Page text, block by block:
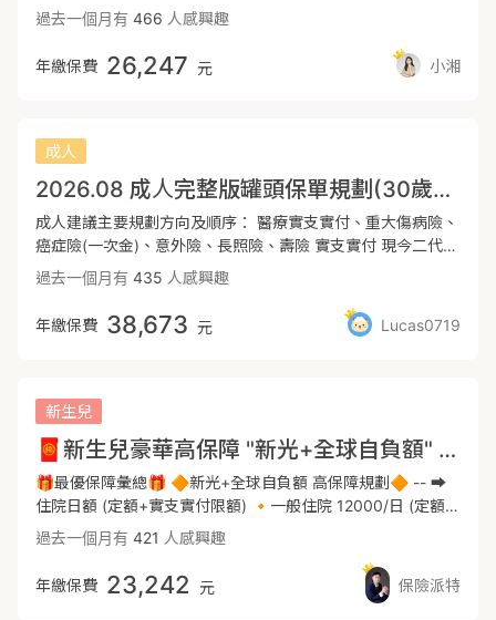
植」、「重大創傷且嚴重程度達十六分」、「脊髓損傷引起中
度以上身心障礙」）⚠️DCF慢性精神疾病理賠打折6成。
⚠️XDE冠狀動脈繞道手術、重度心肌梗塞不列入衛福部公告之
腫瘤患部、放射性治療及化學治療，但現行台灣醫療趨向
DRGs分級治療，將醫療量能分配給更需要的病患，近期精確
標靶藥物治療越趨普及且可即在家中休養治療，還有更多的減
少擴大感染及癌症擴散的手術及療程是一般傳統療程型保險無
法跟上的。一次金僅需確診診斷書即可啟動理賠，才有夠讓我
們更有機會選擇較適合自己的醫療方式。---🐻遠雄CJ2癌症險
一次金⭕癌症一次金給付，從定義原位癌起⭕ 初期癌症理賠
20％⭕ 若由初/輕度轉重度，重度保險金不倒扣前已領金額
（100％理賠）（胃、結腸、肝及肝內膽管、胰、氣管、支氣
醫學中心變革在即，買保險不能再用舊思維。這份保單男女每
月不到 2000 元起，卻把「實支實付、重大傷病、癌症一次
金、意外險」全面點滿，不僅是保險小白的首選，更是幫你提
前卡位、完美應對「一日手術新體制」的超高 CP 值神單！---
📢請注意，保險的費率跟年紀與職別有關，請記得變更上面的
數值，來取得正確投保試算。內容調整跟投保規則及投保等待
相關規定可以洽詢討論區PanPan🐼保險福潘達---📽️同場加
https://finfo.tw/assortments/4b0e11ee25687355終身醫療
險：https://finfo.tw/assortments/06438d1c5d34e169---
結果如何，這時候嬰兒會被認定為健康寶寶，就算最後篩檢報
單條款，將「等待期除外」的11項疾病項目，增加至21項。 若
做自費篩檢 📢新生兒投保建議流程 出生前15天 ＞ ❶與保險
人員討論好保險內容 ❷想好姓名準備報戶口資料 出生後48小
時 ＞ ❸做21項新生兒篩檢(一定要) 出生後3-10天 ＞ ❹在檢查
結果出來前投保 投保後30天 ＞ ❺在做醫院提供的自費檢查
💡若必要還是依照寶寶實際狀況醫生建議為主!
全球XAN意外傷害失能及身故⭕意外失能1-11皆有一次金與月
給付（嚴重因意外雙眼失明，最輕截斷小拇指11級失能）---
🌏全球XMBN傷害實支實付住院日額及骨折未住院金⭕意外傷
際支出 x 70%損傷的手術及處置、仿生支架耗材、包紮藥費
等---🏨重大傷病／防癌險：理賠金一次給付📖「重大“傷”病」
據衛福部統計113年至114年每年新領卡人數將近數十五萬人，
📌包含民國85年衛生屬定義之「重大“疾”病」：重度中風、尿
毒症（腎衰竭）、器官移植、重度癌症、重度癱瘓📌需要長期
治療的癌症也是重大傷病：甲狀腺惡性腫瘤、口腔口咽及下咽
期、大腸癌惡性腫瘤一期等諸多惡性腫瘤皆符合定義。📌嚴重
節炎、多發性肌炎、乾燥症、克隆氏症、慢性潰瘍性結腸炎等
📌慢性精神病失智症(具器質性病態)、生理狀況所致之譫妄、
思覺失調症、情感性疾患、妄想性疾患廣泛性發展疾患（包含
自閉性、亞斯伯格等）*因為項目眾多，以上僅依常見之疾病
列舉⚠️建議選擇理賠項目最廣泛之險種。---🌏全球DCE+XDE
重大傷病險⭕衛福補300項重大傷病理賠⭕不會因為投保前期
面積達全身百分之20以上或顏面燒燙傷合併五官功能障礙
者」、「重症肌無力症」、「接受器官移植」、「重大創傷且
醫療⭐️ 2024/7保險新制上路，僅有單實支實付，透過定額型
醫療再補足住院、手術花費。⭐️ 第一間實支解決醫療花費的
問題，全球定額醫療可拉高醫療額度或是彌補門診手術不足的
風險。⭐️ 各家商品皆有優缺點，兩家搭配可以互補讓保障更
發生當下給予百萬預備金，不需擔心手頭資金不足無法使用好
休養及治療，一次性的給付可以彌補隱形的照顧成本。⭐️ 重
大傷病導致暫時無法工作或收入中斷時能夠較無後顧之憂，避
免因為疾病而造成整個家庭經濟陷入困境。⭐️重大傷病包含
300多項疾病，包含癌症、免疫系統疾病、精神疾病...等等，
疾病範圍最廣。三、意外險：小至跌倒扭傷、擦傷，大至骨折
都在保障內。⭐️上下班通勤時間長，台灣交通事故頻繁，而意
外帶來的醫療費用、失能、收入損失等後續負擔，往往會對家
個行業的危險程度，略分為六級，級數越高代表越危險，保費
也高。以下小湘針對保障內容分幾點說明特色：1、醫材、手
術費用昂貴，建議先以實支實付為主，解決升等病房、手術、
耗材等問題。全球XHD住院可提供40萬的雜費限額，收據實報
實銷，解決自費用藥或耗材的花費。2、XHD優勢為住院「雜
有227+3343限制，但有額外包含145項處置，市面上門診特
定範圍最廣。3、僅有單實支需注意門診手術額度較低，定額
醫療建議選擇全球MIR，加強整體手術的保障。4、癌症近幾年
過去一個月有 466 人感興趣
年繳保費 26,247 元 小湘
成人
2026.08 成人完整版罐頭保單規劃(30歲男生：富邦+全球+遠雄)
成人建議主要規劃方向及順序： 醫療實支實付、重大傷病險、
癌症險(一次金)、意外險、長照險、壽險 實支實付 現今二代健
保體制下，自費的項目會越來越多、醫療雜費的比例提高。所
以住院醫療實支實付顯得相當重要！ 隨著醫療科技的發達，新
型手術不斷推出，像是達文西手臂、伽馬刀，一次可能花費數
十萬不等。 建議可以規劃『實支實付』+『自負額』/『住院醫
(符合健保局重大傷病卡項目)，一旦罹病，新型療法及長期治
『重大傷病險』，額度至少3-5年的家庭收入。 癌症險(一次
金) 癌症除了傳統化放療外也有許多治療方式：標靶藥物、免
疫療法等，這些新型療法費用動輒每個月5-6萬以上。 建議可
以優先規劃『癌症險一次金』，可作為長期治療時的緊急預備
金，額度至少3-5年的家庭收入。 意外險 現代社會中意外無處
不在，走在路上都有可能遇到三寶、被斷掉的路燈倒下來壓
倒、甚至掉進馬路上的坑洞造成骨折。 意外險首重2大指標：
過去一個月有 435 人感興趣
年繳保費 38,673 元 Lucas0719
新生兒
🧧新生兒豪華高保障 "新光+全球自負額" 高實支實付+高住院日額+高一次給付金
🎁最優保障彙總🎁 🔶新光+全球自負額 高保障規劃🔶 -- ➡️
住院日額 (定額+實支實付限額) 🔸️一般住院 12000/日 (定額
8000**+實支實付4000)* (-最高可規劃到12000/日) 🔸️意外
住院 13000/日 🔸️癌症住院 18000/日 🔸️另有住院慰問金每次
1000* -- ➡️實支實付 實支實付用兩個去組合---新光10萬+全
球自負額30萬= 共40萬額度 🔸️住院雜費50萬 (包含手術費)
過去一個月有 421 人感興趣
年繳保費 23,242 元 保險派特